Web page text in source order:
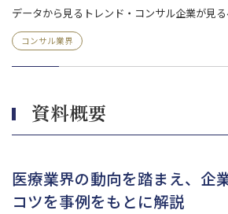
データから見るトレンド・コンサル企業が見
コンサル業界
資料概要
医療業界の動向を踏まえ、企
コツを事例をもとに解説